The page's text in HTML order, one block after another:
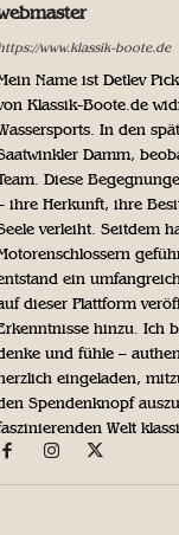
www.klassik-boote.de
Name ist Detlev
Klassik-Boote.de
In den
Damm,
Diese
ihre Herkunft, ihre
verleiht. Seitdem
ein
dieser Plattform
hinzu. Ich
und fühle –
eingeladen,
Spendenknopf
Welt